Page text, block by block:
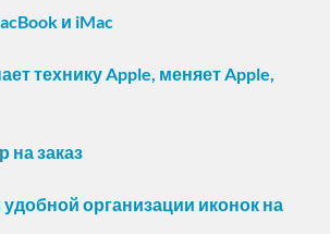
и iMac
технику Apple, меняет Apple,
на заказ
организации иконок на